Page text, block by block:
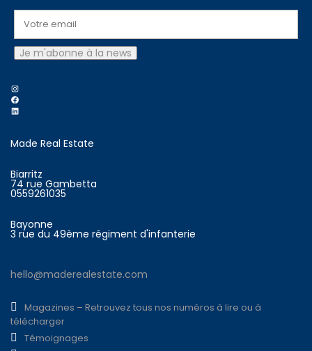
Instagram
Facebook
LinkedIn
Made Real Estate
Biarritz
74 rue Gambetta
0559261035
Bayonne
3 rue du 49ème régiment d'infanterie
hello@maderealestate.com
Magazines – Retrouvez tous nos numéros à lire ou à
télécharger
Témoignages